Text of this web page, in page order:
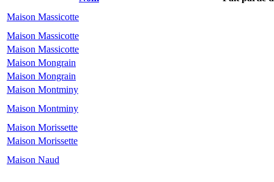
Maison Massicotte
Maison Massicotte
Maison Massicotte
Maison Mongrain
Maison Mongrain
Maison Montminy
Maison Montminy
Maison Morissette
Maison Morissette
Maison Naud